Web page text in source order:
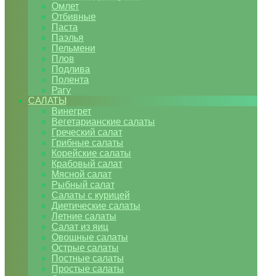
Омлет
Отбивные
Паста
Паэлья
Пельмени
Плов
Подлива
Полента
Рагу
САЛАТЫ
Винегрет
Вегетарианские салаты
Греческий салат
Грибные салаты
Корейские салаты
Крабовый салат
Мясной салат
Рыбный салат
Салаты с курицей
Диетические салаты
Летние салаты
Салат из яиц
Овощные салаты
Острые салаты
Постные салаты
Простые салаты